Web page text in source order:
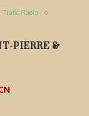
Trafic Radio
PIERRE &